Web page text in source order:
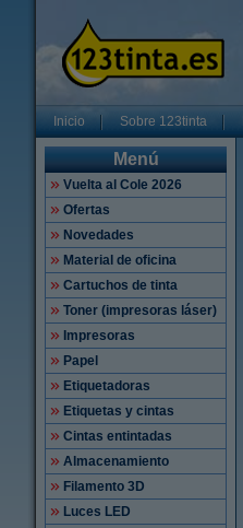
Inicio Sobre 123tinta
Menú
Vuelta al Cole 2026
Ofertas
Novedades
Material de oficina
Cartuchos de tinta
Toner (impresoras láser)
Impresoras
Papel
Etiquetadoras
Etiquetas y cintas
Cintas entintadas
Almacenamiento
Filamento 3D
Luces LED